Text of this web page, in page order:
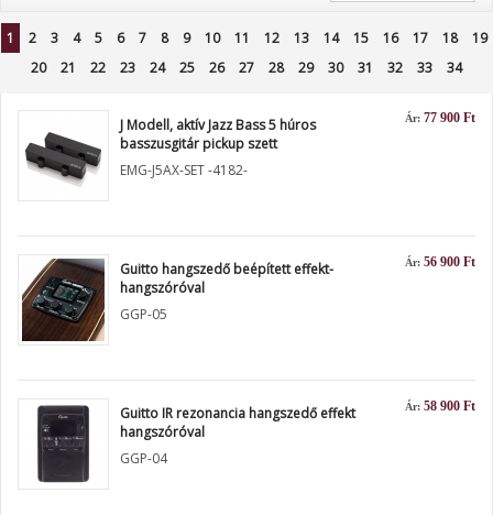
1 2 3 4 5 6 7 8 9 10 11 12 13 14 15 16 17 18
19
20
21 22 23 24 25 26 27 28 29 30 31 32 33 34
Ár: 77 900 Ft
J Modell, aktív Jazz Bass 5 húros
basszusgitár pickup szett
EMG-J5AX-SET -4182-
Ár: 56 900 Ft
Guitto hangszedő beépített effekt-
hangszóróval
GGP-05
Ár: 58 900 Ft
Guitto IR rezonancia hangszedő effekt
hangszóróval
GGP-04